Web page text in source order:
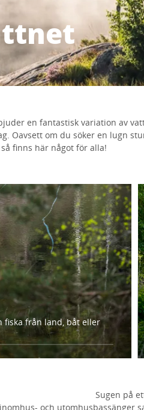
en fantastisk variation av
Oavsett om du söker en lugn
finns här något för alla!
fiska från land, båt eller
Sugen på
och utomhusbassänger